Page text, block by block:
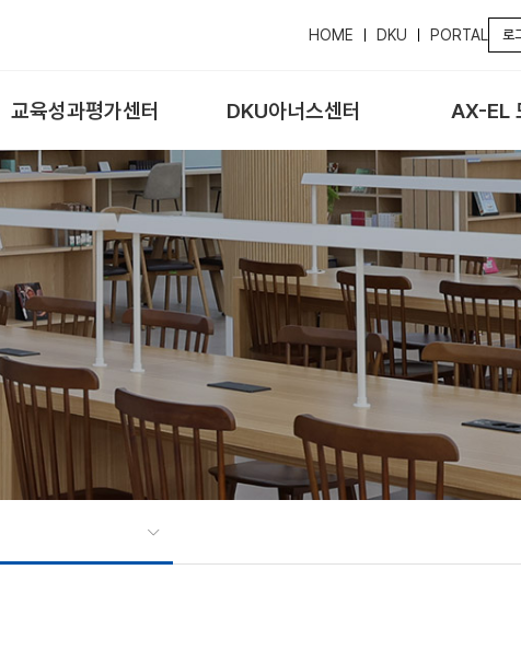
HOME DKU PORTAL 로
교육성과평가센터 DKU아너스센터 AX-EL